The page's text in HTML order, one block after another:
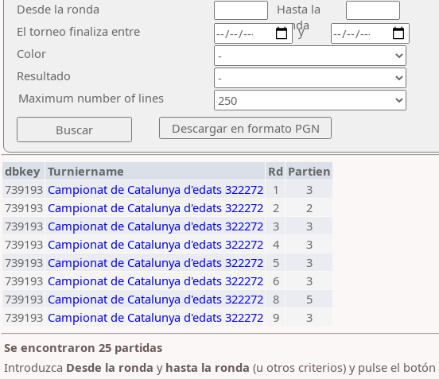
Desde la ronda
Hasta la
ronda
El torneo finaliza entre
Color
Resultado
y
Maximum number of lines
dbkey Turniername Rd Partien
739193 Campionat de Catalunya d'edats 322272 1
3
739193 Campionat de Catalunya d'edats 322272 2
2
739193 Campionat de Catalunya d'edats 322272 3
3
739193 Campionat de Catalunya d'edats 322272 4
3
739193 Campionat de Catalunya d'edats 322272 5
3
739193 Campionat de Catalunya d'edats 322272 6
3
739193 Campionat de Catalunya d'edats 322272 8
5
739193 Campionat de Catalunya d'edats 322272 9
3
Se encontraron 25 partidas
Introduzca Desde la ronda y hasta la ronda (u otros criterios) y pulse el botón